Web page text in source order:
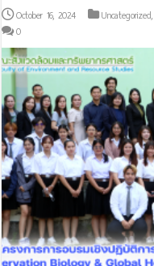
October 16, 2024 Uncategorized
0